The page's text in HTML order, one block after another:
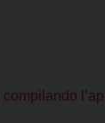
compilando